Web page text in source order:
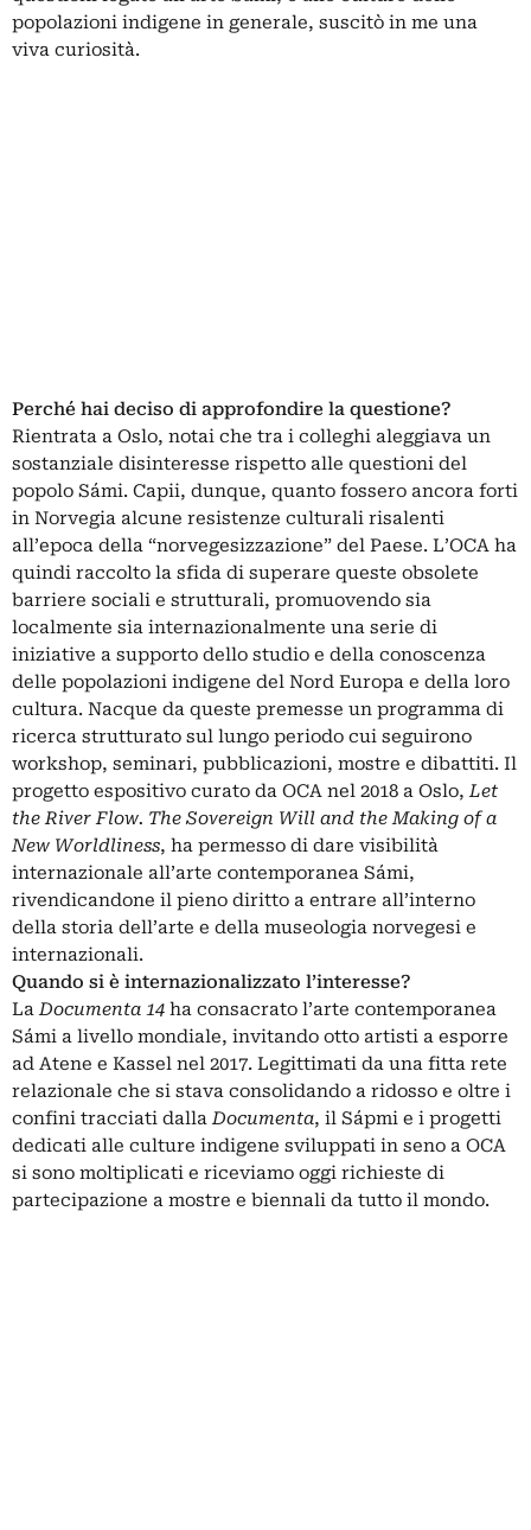
popolazioni indigene in generale, suscitò in me una
viva curiosità.
Perché hai deciso di approfondire la questione?
Rientrata a Oslo, notai che tra i colleghi aleggiava un
sostanziale disinteresse rispetto alle questioni del
popolo Sámi. Capii, dunque, quanto fossero ancora forti
in Norvegia alcune resistenze culturali risalenti
all’epoca della “norvegesizzazione” del Paese. L’OCA ha
quindi raccolto la sfida di superare queste obsolete
barriere sociali e strutturali, promuovendo sia
localmente sia internazionalmente una serie di
iniziative a supporto dello studio e della conoscenza
delle popolazioni indigene del Nord Europa e della loro
cultura. Nacque da queste premesse un programma di
ricerca strutturato sul lungo periodo cui seguirono
workshop, seminari, pubblicazioni, mostre e dibattiti. Il
progetto espositivo curato da OCA nel 2018 a Oslo,Let
the River Flow. The Sovereign Will and the Making of a
New Worldliness, ha permesso di dare visibilità
internazionale all’arte contemporanea Sámi,
rivendicandone il pieno diritto a entrare all’interno
della storia dell’arte e della museologia norvegesi e
internazionali.
Quando si è internazionalizzato l’interesse?
LaDocumenta 14 ha consacrato l’arte contemporanea
Sámi a livello mondiale, invitando otto artisti a esporre
ad Atene e Kassel nel 2017. Legittimati da una fitta rete
relazionale che si stava consolidando a ridosso e oltre i
confini tracciati dallaDocumenta, il Sápmi e i progetti
dedicati alle culture indigene sviluppati in seno a OCA
si sono moltiplicati e riceviamo oggi richieste di
partecipazione a mostre e biennali da tutto il mondo.